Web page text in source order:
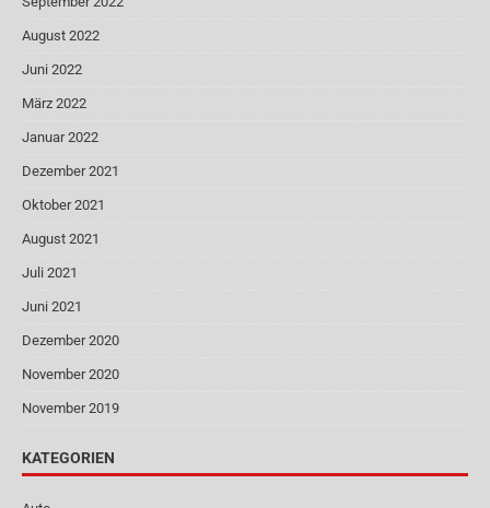
August 2022
Juni 2022
März 2022
Januar 2022
Dezember 2021
Oktober 2021
August 2021
Juli 2021
Juni 2021
Dezember 2020
November 2020
November 2019
KATEGORIEN